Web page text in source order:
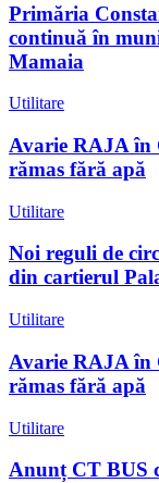
Primăria
continuă în
Mamaia
Utilitare
Avarie RAJA în
rămas fără apă
Utilitare
Noi reguli de
din cartierul
Utilitare
Avarie RAJA în
rămas fără apă
Utilitare
Anunț CT BUS